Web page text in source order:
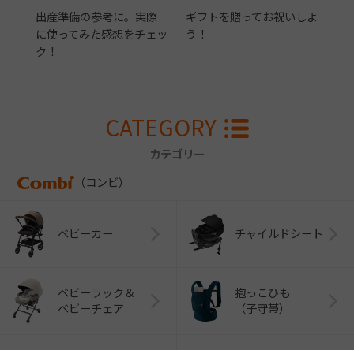
出産準備の参考に。実際
に使ってみた感想をチェッ
ク！
ギフトを贈ってお祝いしよ
う！
CATEGORY
カテゴリー
（コンビ）
ベビーカー チャイルドシート
ベビーラック＆
ベビーチェア
抱っこひも
（子守帯）